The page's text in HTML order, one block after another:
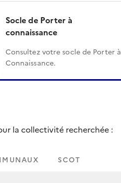
Socle de Porter à
connaissance
Consultez votre socle de Porter à
Connaissance.
la collectivité recherchée :
SCOT